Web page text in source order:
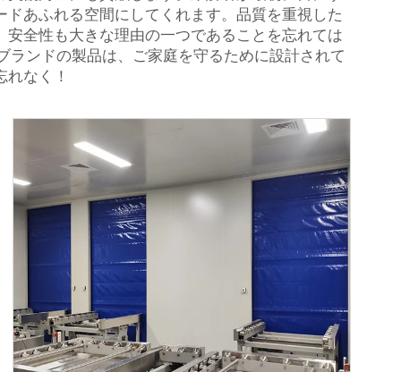
あふれる空間にしてくれます。品質を重視した
全性も大きな理由の一つであることを忘れては
ンドの製品は、ご家庭を守るために設計されて
なく！